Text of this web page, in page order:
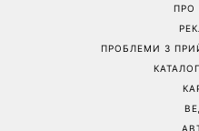
«Все гірше й гірше»: Надя
Дорофєєва розповіла про